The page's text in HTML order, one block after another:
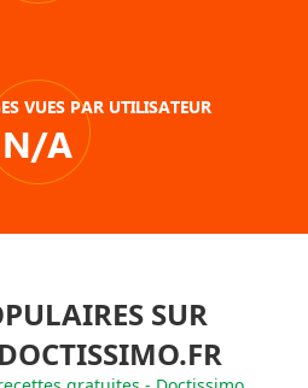
VUES PAR UTILISATEUR
N/A
SUR